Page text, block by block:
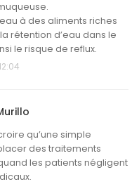
à des aliments riches
rétention d’eau dans le
le risque de reflux.
qu’une simple
des traitements
les patients négligent